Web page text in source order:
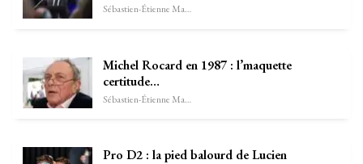
Sébastien-Étienne Marechal
Michel Rocard en 1987 : l’maquette
certitude…
Sébastien-Étienne Marechal
Pro D2 : la pied balourd de Lucien